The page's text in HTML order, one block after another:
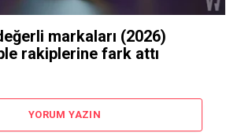
markaları (2026)
rakiplerine fark attı
YORUM YAZIN